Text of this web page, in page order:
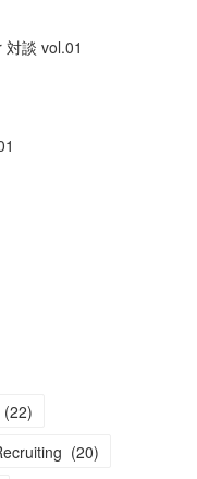
談 vol.01
(22)
(20)